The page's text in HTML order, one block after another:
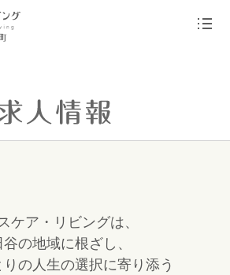
ケア・リビングは、
の地域に根ざし、
の人生の選択に寄り添う